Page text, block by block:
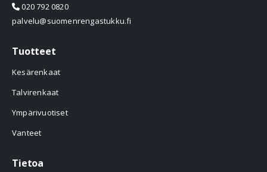
020 792 0820
palvelu@suomenrengastukku.fi
Tuotteet
Kesärenkaat
Talvirenkaat
Ympärivuotiset
Vanteet
Tietoa